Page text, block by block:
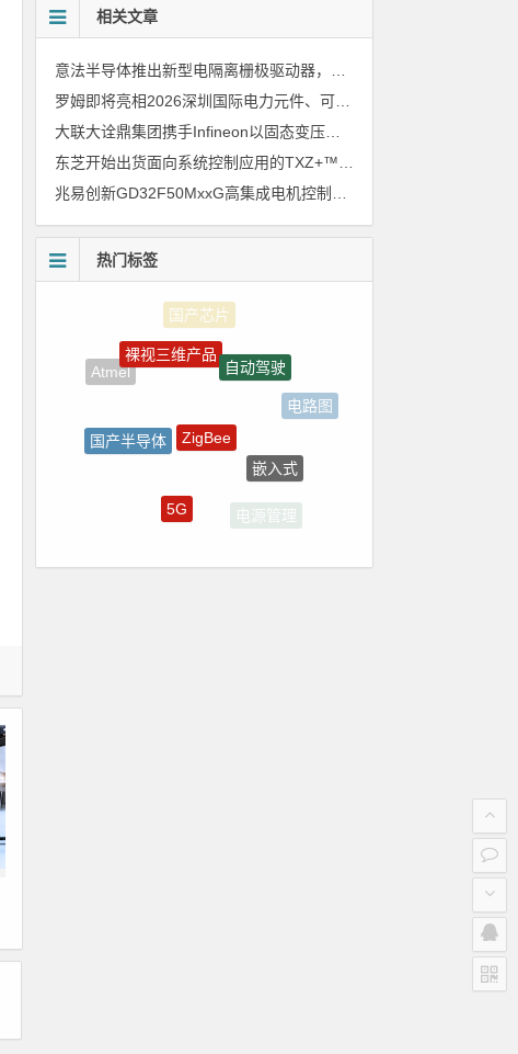
相关文章
罗姆即将亮相2026深圳国际电力元件、可再生能源管理展览会暨研讨会
大联大诠鼎集团携手Infineon以固态变压器重构配电效率新标杆
热门标签
Atmel
电路图
电源管理
树莓派-Raspberry Pi